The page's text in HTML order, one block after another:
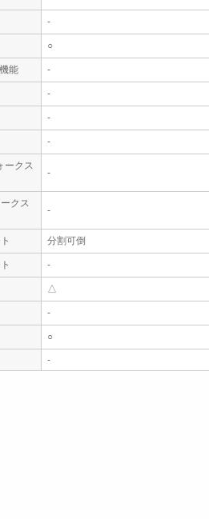
-
○
能 -
-
-
-
ークス
-
クス
-
分割可倒
-
△
-
○
-